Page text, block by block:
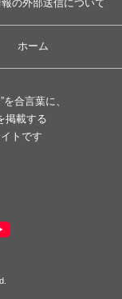
の外部送信について
ホーム
合言葉に、
掲載する
トです